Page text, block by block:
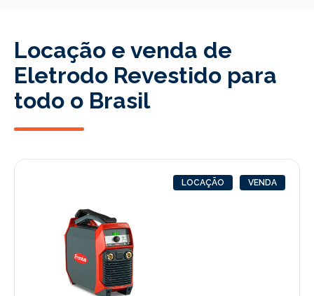
Locação e venda de
Eletrodo Revestido para
todo o Brasil
LOCAÇÃO VENDA